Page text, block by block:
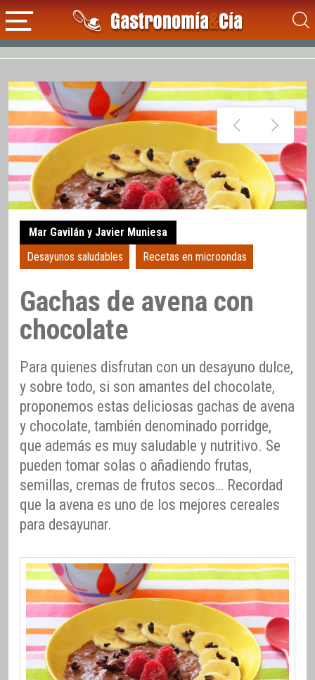
Mar Gavilán y Javier Muniesa
Desayunos saludables
Recetas en microondas
Gachas de avena con
chocolate
Para quienes disfrutan con un desayuno dulce,
y sobre todo, si son amantes del chocolate,
proponemos estas deliciosas gachas de avena
y chocolate, también denominado porridge,
que además es muy saludable y nutritivo. Se
pueden tomar solas o añadiendo frutas,
semillas, cremas de frutos secos… Recordad
que la avena es uno de los mejores cereales
para desayunar.